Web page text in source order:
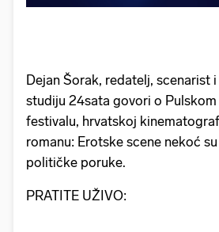
Dejan Šorak, redatelj, scenarist
studiju 24sata govori o
festivalu, hrvatskoj
romanu: Erotske scene nekoć
političke poruke.
PRATITE UŽIVO: